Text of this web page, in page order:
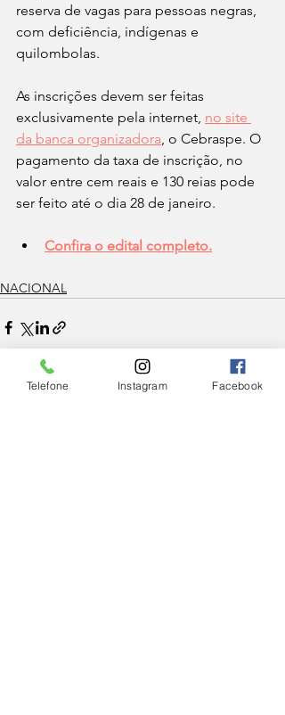
reserva de vagas para pessoas negras,
com deficiência, indígenas e
quilombolas.
As inscrições devem ser feitas
exclusivamente pela internet, no site
da banca organizadora, o Cebraspe. O
pagamento da taxa de inscrição, no
valor entre cem reais e 130 reias pode
ser feito até o dia 28 de janeiro.
Confira o edital completo.
NACIONAL
Telefone Instagram Facebook